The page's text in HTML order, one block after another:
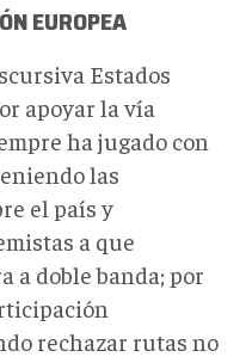
EUROPEA
Estados
apoyar la vía
ha jugado con
las
el país y
a que
a doble banda; por
rechazar rutas no